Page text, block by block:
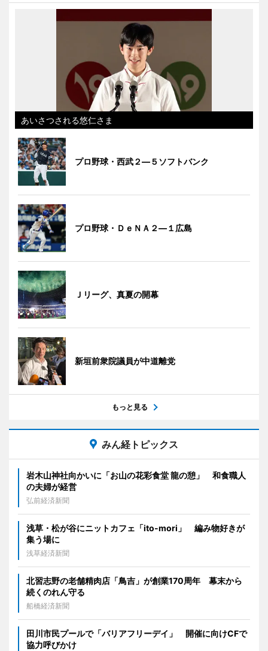
あいさつされる悠仁さま
プロ野球・西武２―５ソフトバンク
プロ野球・ＤｅＮＡ２―１広島
Ｊリーグ、真夏の開幕
新垣前衆院議員が中道離党
もっと見る
みん経トピックス
岩木山神社向かいに「お山の花彩食堂 龍の憩」 和食職人
の夫婦が経営
弘前経済新聞
浅草・松が谷にニットカフェ「ito-mori」 編み物好きが
集う場に
浅草経済新聞
北習志野の老舗精肉店「鳥吉」が創業170周年 幕末から
続くのれん守る
船橋経済新聞
田川市民プールで「バリアフリーデイ」 開催に向けCFで
協力呼びかけ